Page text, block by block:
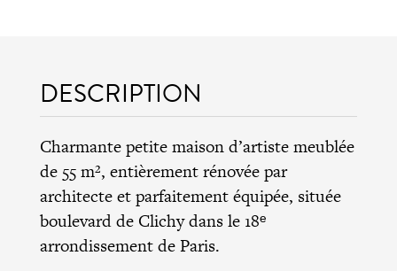
DESCRIPTION
Charmante petite maison d’artiste meublée
de 55 m², entièrement rénovée par
architecte et parfaitement équipée, située
boulevard de Clichy dans le 18ᵉ
arrondissement de Paris.